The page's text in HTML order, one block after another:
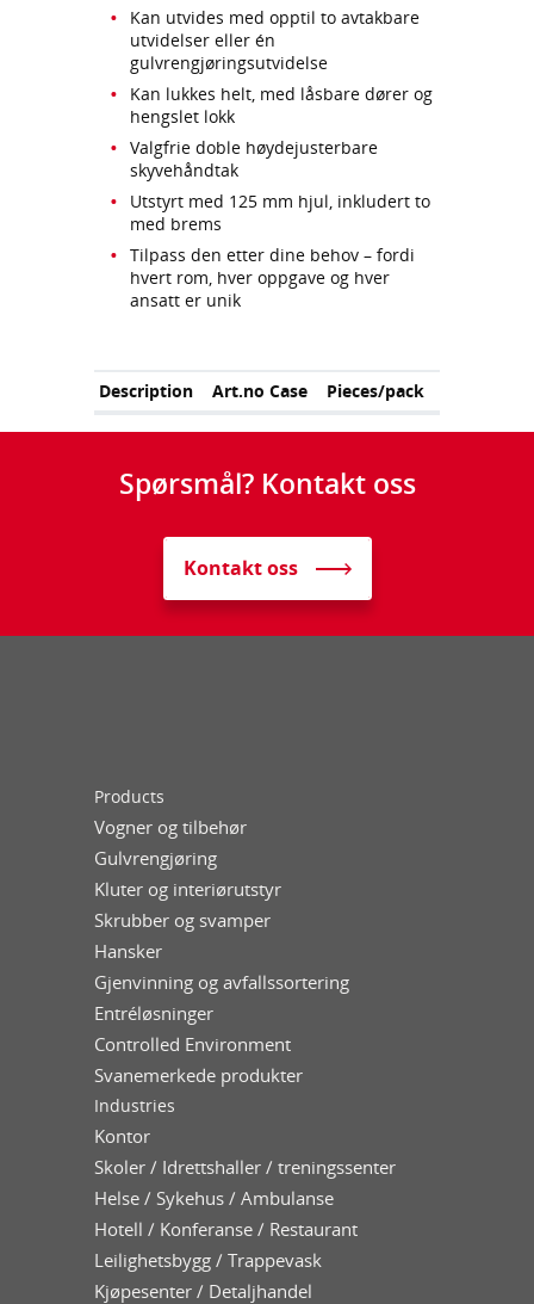
Kan utvides med opptil to avtakbare
utvidelser eller én
gulvrengjøringsutvidelse
Kan lukkes helt, med låsbare dører og
hengslet lokk
Valgfrie doble høydejusterbare
skyvehåndtak
Utstyrt med 125 mm hjul, inkludert to
med brems
Tilpass den etter dine behov – fordi
hvert rom, hver oppgave og hver
ansatt er unik
Description Art.no Case Pieces/pack
Spørsmål? Kontakt oss
Kontakt oss
Products
Vogner og tilbehør
Gulvrengjøring
Kluter og interiørutstyr
Skrubber og svamper
Hansker
Gjenvinning og avfallssortering
Entréløsninger
Controlled Environment
Svanemerkede produkter
Industries
Kontor
Skoler / Idrettshaller / treningssenter
Helse / Sykehus / Ambulanse
Hotell / Konferanse / Restaurant
Leilighetsbygg / Trappevask
Kjøpesenter / Detaljhandel